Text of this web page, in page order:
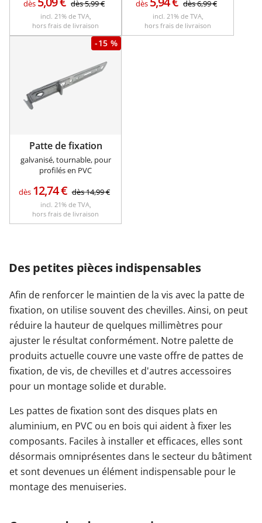
dès dès5,99€
incl. 21% de TVA,
hors frais de livraison
dès dès6,99€
incl. 21% de TVA,
hors frais de livraison
-15 %
Patte de fixation
galvanisé, tournable, pour
profilés en PVC
dès 12,74€ dès14,99€
incl. 21% de TVA,
hors frais de livraison
Des petites pièces indispensables
Afin de renforcer le maintien de la vis avec la patte de
fixation, on utilise souvent des chevilles. Ainsi, on peut
réduire la hauteur de quelques millimètres pour
ajuster le résultat conformément. Notre palette de
produits actuelle couvre une vaste offre de pattes de
fixation, de vis, de chevilles et d'autres accessoires
pour un montage solide et durable.
Les pattes de fixation sont des disques plats en
aluminium, en PVC ou en bois qui aident à fixer les
composants. Faciles à installer et efficaces, elles sont
désormais omniprésentes dans le secteur du bâtiment
et sont devenues un élément indispensable pour le
montage des menuiseries.